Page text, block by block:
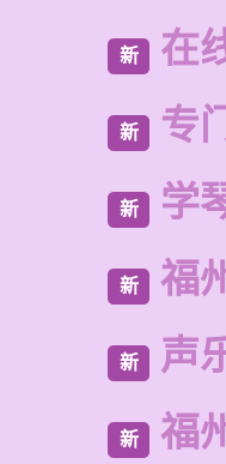
新 在
新 专
新 学
新 福
新 声
新 福